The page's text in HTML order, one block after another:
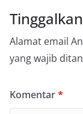
Alamat email
yang wajib
Komentar*